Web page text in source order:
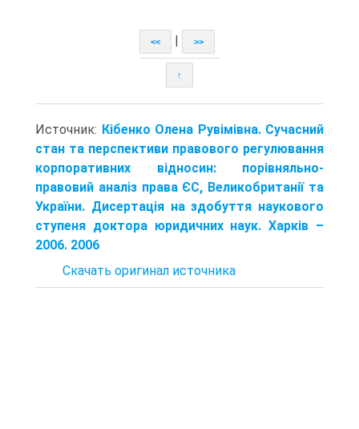
<< | >>
↑
Источник: Кібенко Олена Рувімівна. Сучасний
стан та перспективи правового регулювання
корпоративних відносин: порівняльно-
правовий аналіз права ЄС, Великобританії та
України. Дисертація на здобуття наукового
ступеня доктора юридичних наук. Харків –
2006. 2006
Скачать оригинал источника